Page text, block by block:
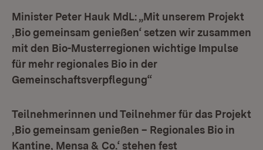
Minister Peter Hauk MdL: „Mit unserem Projekt
,Bio gemeinsam genießen‘ setzen wir zusammen
mit den Bio-Musterregionen wichtige Impulse
für mehr regionales Bio in der
Gemeinschaftsverpflegung“
Teilnehmerinnen und Teilnehmer für das Projekt
,Bio gemeinsam genießen – Regionales Bio in
Kantine, Mensa & Co.‘ stehen fest